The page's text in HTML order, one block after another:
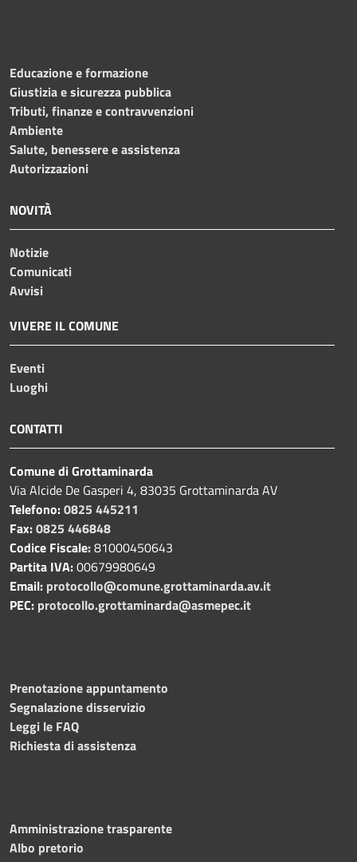
Educazione e formazione
Giustizia e sicurezza pubblica
Tributi, finanze e contravvenzioni
Ambiente
Salute, benessere e assistenza
Autorizzazioni
NOVITÀ
Notizie
Comunicati
Avvisi
VIVERE IL COMUNE
Eventi
Luoghi
CONTATTI
Comune di Grottaminarda
Via Alcide De Gasperi 4, 83035 Grottaminarda AV
Telefono:0825 445211
Fax:0825 446848
Codice Fiscale:81000450643
Partita IVA:00679980649
Email: protocollo@comune.grottaminarda.av.it
PEC: protocollo.grottaminarda@asmepec.it
Prenotazione appuntamento
Segnalazione disservizio
Leggi le FAQ
Richiesta di assistenza
Amministrazione trasparente
Albo pretorio